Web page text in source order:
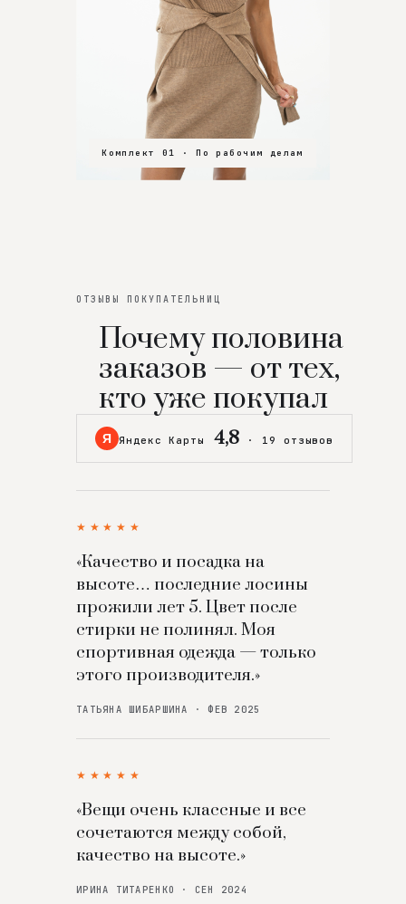
Комплект 01 · По рабочим делам
Комплект 02 · В зал
Комплект 03 · На особенный вечер
ОТЗЫВЫ ПОКУПАТЕЛЬНИЦ
Почему половина
заказов — от тех,
кто уже покупал
Я Яндекс Карты 4,8 · 19 отзывов
★★★★★
«Качество и посадка на
высоте… последние лосины
прожили лет 5. Цвет после
стирки не полинял. Моя
спортивная одежда — только
этого производителя.»
ТАТЬЯНА ШИБАРШИНА · ФЕВ 2025
★★★★★
«Вещи очень классные и все
сочетаются между собой,
качество на высоте.»
ИРИНА ТИТАРЕНКО · СЕН 2024